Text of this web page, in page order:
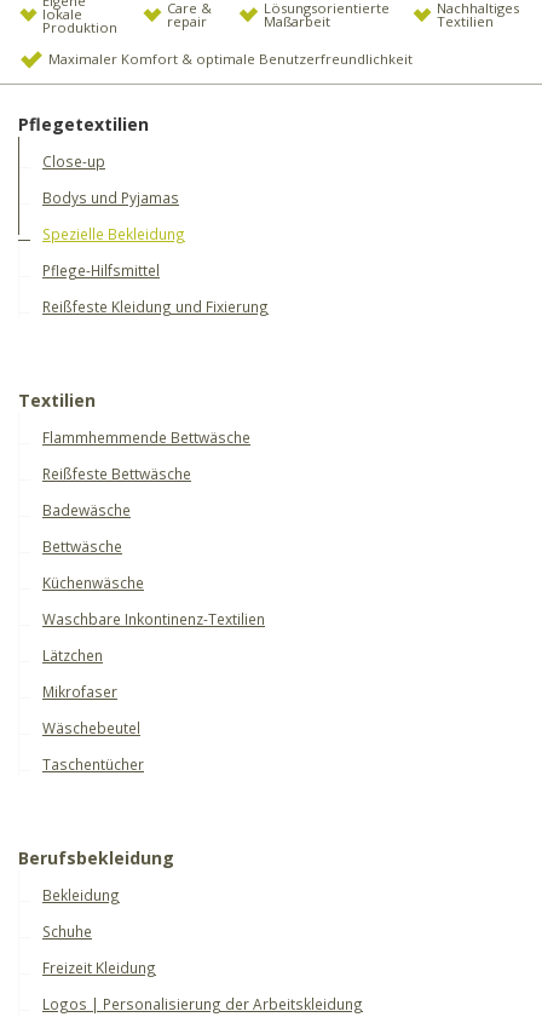
lokale
Produktion
Care &
repair
Lösungsorientierte
Maßarbeit
Nachhaltiges
Textilien
Maximaler Komfort & optimale Benutzerfreundlichkeit
Pflegetextilien
Close-up
Bodys und Pyjamas
Spezielle Bekleidung
Pflege-Hilfsmittel
Reißfeste Kleidung und Fixierung
Textilien
Flammhemmende Bettwäsche
Reißfeste Bettwäsche
Badewäsche
Bettwäsche
Küchenwäsche
Waschbare Inkontinenz-Textilien
Lätzchen
Mikrofaser
Wäschebeutel
Taschentücher
Berufsbekleidung
Bekleidung
Schuhe
Freizeit Kleidung
Logos | Personalisierung der Arbeitskleidung